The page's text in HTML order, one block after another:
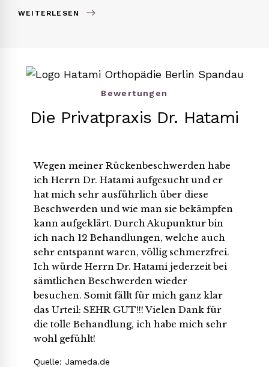
WEITERLESEN
Bewertungen
Die Privatpraxis Dr. Hatami
Wegen meiner Rückenbeschwerden habe
ich Herrn Dr. Hatami aufgesucht und er
hat mich sehr ausführlich über diese
Beschwerden und wie man sie bekämpfen
kann aufgeklärt. Durch Akupunktur bin
ich nach 12 Behandlungen, welche auch
sehr entspannt waren, völlig schmerzfrei.
Ich würde Herrn Dr. Hatami jederzeit bei
sämtlichen Beschwerden wieder
besuchen. Somit fällt für mich ganz klar
das Urteil: SEHR GUT!!! Vielen Dank für
die tolle Behandlung, ich habe mich sehr
wohl gefühlt!
Quelle: Jameda.de